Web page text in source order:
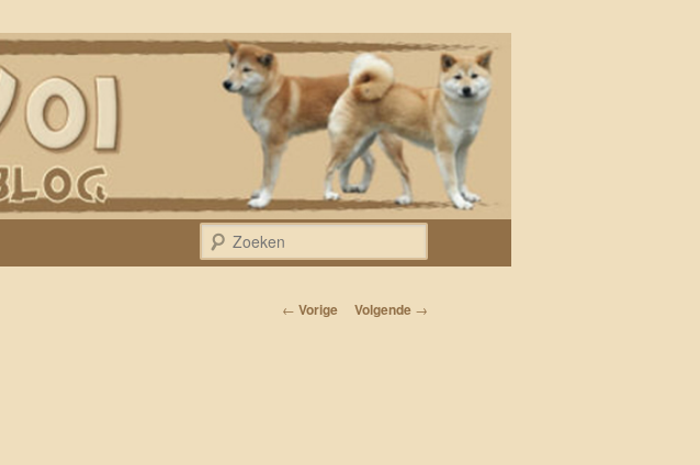
Bericht navigatie
← Vorige Volgende →